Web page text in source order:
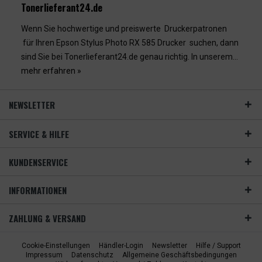
Tonerlieferant24.de
Wenn Sie hochwertige und preiswerte Druckerpatronen
für Ihren Epson Stylus Photo RX 585 Drucker suchen, dann
sind Sie bei Tonerlieferant24.de genau richtig. In unserem...
mehr erfahren »
NEWSLETTER
SERVICE & HILFE
KUNDENSERVICE
INFORMATIONEN
ZAHLUNG & VERSAND
Cookie-Einstellungen Händler-Login Newsletter
Hilfe / Support
Impressum
Datenschutz
Allgemeine Geschäftsbedingungen